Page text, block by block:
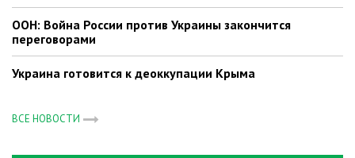
ООН: Война России против Украины закончится
переговорами
Украина готовится к деоккупации Крыма
ВСЕ НОВОСТИ